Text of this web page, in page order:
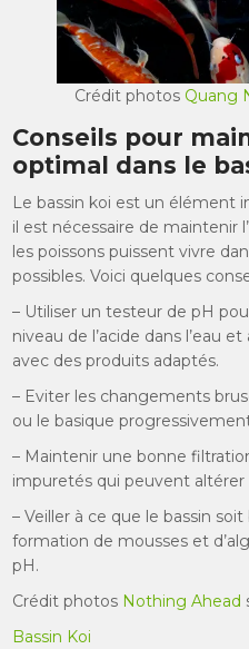
Crédit photos Quang
Conseils pour
optimal dans le
Le bassin koi est un élément
il est nécessaire de maintenir
les poissons puissent vivre
possibles. Voici quelques
– Utiliser un testeur de pH
niveau de l’acide dans l’eau
avec des produits adaptés.
– Eviter les changements
ou le basique
– Maintenir une bonne
impuretés qui peuvent altérer
– Veiller à ce que le bassin
formation de mousses et
pH.
Crédit photos Nothing Ahead
Bassin Koi